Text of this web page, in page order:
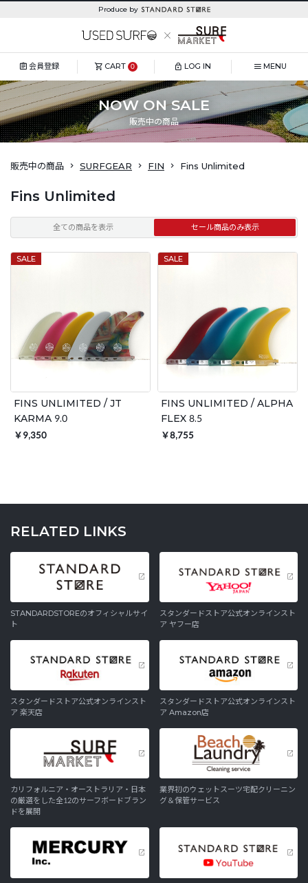
Produce by
会員登録 CART 0 LOG IN MENU
NOW ON SALE
販売中の商品
販売中の商品 SURFGEAR FIN Fins Unlimited
Fins Unlimited
全ての商品を表示 セール商品のみ表示
SALE
FINS UNLIMITED / JT
KARMA 9.0
￥9,350
SALE
FINS UNLIMITED / ALPHA
FLEX 8.5
￥8,755
RELATED LINKS
STANDARDSTOREのオフィシャルサイ
ト
スタンダードストア公式オンラインスト
ア ヤフー店
スタンダードストア公式オンラインスト
ア 楽天店
スタンダードストア公式オンラインスト
ア Amazon店
カリフォルニア・オーストラリア・日本
の厳選をした全12のサーフボードブラン
ドを展開
業界初のウェットスーツ宅配クリーニン
グ＆保管サービス